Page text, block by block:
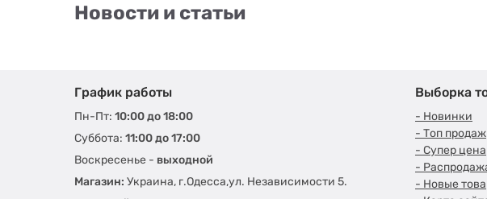
MONTECH(+20)
PCCOOLER(+18)
Vinga
Xilence(+2)
Новости и статьи
График работы
Пн-Пт: 10:00 до 18:00
Суббота: 11:00 до 17:00
Воскресенье - выходной
Магазин: Украина, г.Одесса,ул. Независимости 5.
Выборка
- Новинки
- Топ продаж
- Супер цена
-
- Новые